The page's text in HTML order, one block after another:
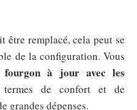
être remplacé, cela peut se
de la configuration. Vous
fourgon à jour avec les
de confort et de
grandes dépenses.